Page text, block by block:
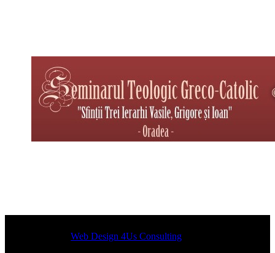
Designed byWeb Design 4Us Consulting